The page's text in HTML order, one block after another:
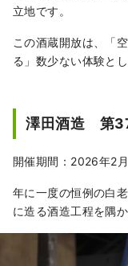
立地です。
この酒蔵開放は、「
る」数少ない体験と
澤田酒造 第
開催期間：2026年2
年に一度の恒例の白
に造る酒造工程を隅